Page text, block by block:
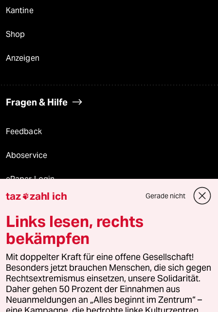
Kantine
Shop
Anzeigen
Fragen & Hilfe
Feedback
Aboservice
ePaper Login
Downloads für Abonnierende
© 2026 taz Verlags und Vertriebs GmbH
Alle Rechte vorbehalten. Bei rechtlichen Fragen oder für Genehmigungen
wenden Sie sich bitte an
lizenzen@taz.de
Feedback Redaktionsstatut Kommune-Richtlinien
taz zahl ich Gerade nicht
Links lesen, rechts
bekämpfen
Mit doppelter Kraft für eine offene Gesellschaft!
Besonders jetzt brauchen Menschen, die sich gegen
Rechtsextremismus einsetzen, unsere Solidarität.
Daher gehen 50 Prozent der Einnahmen aus
Neuanmeldungen an „Alles beginnt im Zentrum“ –